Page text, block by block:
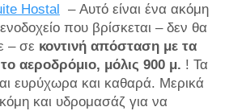
Hostal – Αυτό είναι ένα ακόμη
που βρίσκεται – δεν θα
– σε κοντινή απόσταση με τα
αεροδρόμιο, μόλις 900 μ. ! Τα
ευρύχωρα και καθαρά. Μερικά
και υδρομασάζ για να